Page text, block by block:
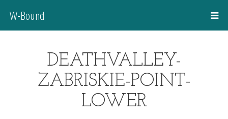
W-Bound
DEATHVALLEY-
ZABRISKIE-POINT-
LOWER